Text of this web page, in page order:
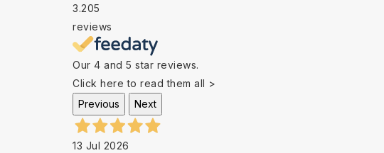
3.205
reviews
Our 4 and 5 star reviews.
Click here to read them all >
Previous
Next
13 Jul 2026